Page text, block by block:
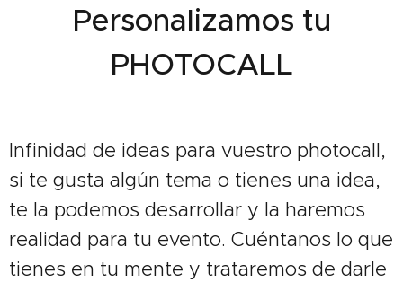
Personalizamos tu
PHOTOCALL
Infinidad de ideas para vuestro photocall,
si te gusta algún tema o tienes una idea,
te la podemos desarrollar y la haremos
realidad para tu evento. Cuéntanos lo que
tienes en tu mente y trataremos de darle